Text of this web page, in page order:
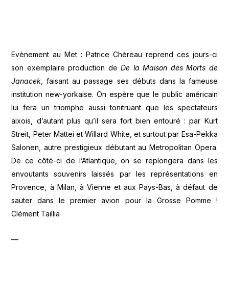
Evènement au Met : Patrice Chéreau reprend ces jours-ci
son exemplaire production deDe la Maison des Morts de
Janacek , faisant au passage ses débuts dans la fameuse
institution new-yorkaise. On espère que le public américain
lui fera un triomphe aussi tonitruant que les spectateurs
aixois, d’autant plus qu’il sera fort bien entouré : par Kurt
Streit, Peter Mattei et Willard White, et surtout par Esa-Pekka
Salonen, autre prestigieux débutant au Metropolitan Opera.
De ce côté-ci de l’Atlantique, on se replongera dans les
envoutants souvenirs laissés par les représentations en
Provence, à Milan, à Vienne et aux Pays-Bas, à défaut de
sauter dans le premier avion pour la Grosse Pomme !
Clément Taillia
—